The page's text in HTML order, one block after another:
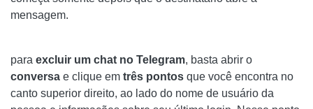
mensagem.
para excluir um chat no Telegram, basta abrir o
conversa e clique em três pontos que você encontra no
canto superior direito, ao lado do nome de usuário da